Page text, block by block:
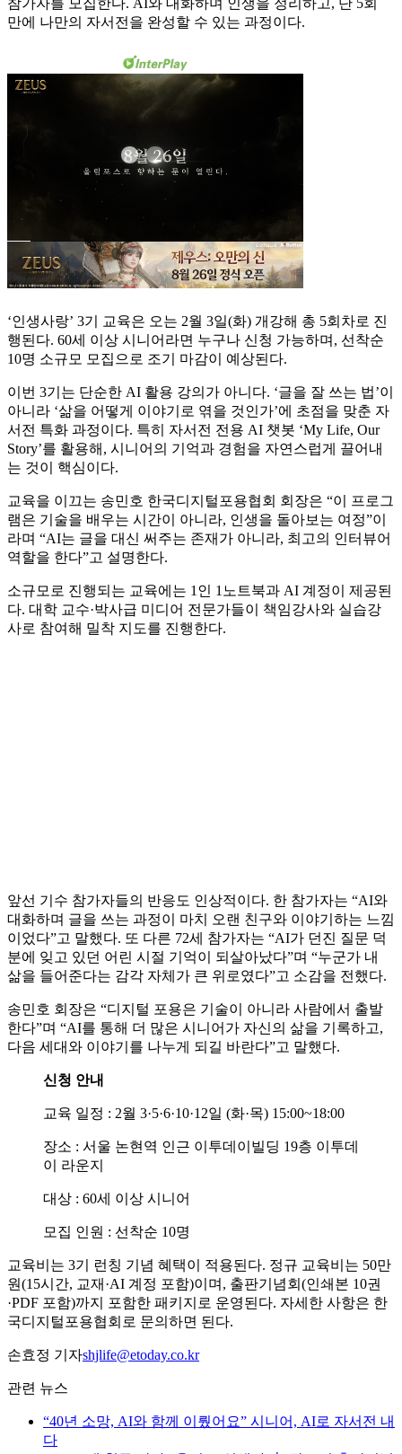
참가자를 모집한다. AI와 대화하며 인생을 정리하고, 단 5회
만에 나만의 자서전을 완성할 수 있는 과정이다.
‘인생사랑’ 3기 교육은 오는 2월 3일(화) 개강해 총 5회차로 진
행된다. 60세 이상 시니어라면 누구나 신청 가능하며, 선착순
10명 소규모 모집으로 조기 마감이 예상된다.
이번 3기는 단순한 AI 활용 강의가 아니다. ‘글을 잘 쓰는 법’이
아니라 ‘삶을 어떻게 이야기로 엮을 것인가’에 초점을 맞춘 자
서전 특화 과정이다. 특히 자서전 전용 AI 챗봇 ‘My Life, Our
Story’를 활용해, 시니어의 기억과 경험을 자연스럽게 끌어내
는 것이 핵심이다.
교육을 이끄는 송민호 한국디지털포용협회 회장은 “이 프로그
램은 기술을 배우는 시간이 아니라, 인생을 돌아보는 여정”이
라며 “AI는 글을 대신 써주는 존재가 아니라, 최고의 인터뷰어
역할을 한다”고 설명한다.
소규모로 진행되는 교육에는 1인 1노트북과 AI 계정이 제공된
다. 대학 교수·박사급 미디어 전문가들이 책임강사와 실습강
사로 참여해 밀착 지도를 진행한다.
앞선 기수 참가자들의 반응도 인상적이다. 한 참가자는 “AI와
대화하며 글을 쓰는 과정이 마치 오랜 친구와 이야기하는 느낌
이었다”고 말했다. 또 다른 72세 참가자는 “AI가 던진 질문 덕
분에 잊고 있던 어린 시절 기억이 되살아났다”며 “누군가 내
삶을 들어준다는 감각 자체가 큰 위로였다”고 소감을 전했다.
송민호 회장은 “디지털 포용은 기술이 아니라 사람에서 출발
한다”며 “AI를 통해 더 많은 시니어가 자신의 삶을 기록하고,
다음 세대와 이야기를 나누게 되길 바란다”고 말했다.
신청 안내
교육 일정 : 2월 3·5·6·10·12일 (화·목) 15:00~18:00
장소 : 서울 논현역 인근 이투데이빌딩 19층 이투데
이 라운지
대상 : 60세 이상 시니어
모집 인원 : 선착순 10명
교육비는 3기 런칭 기념 혜택이 적용된다. 정규 교육비는 50만
원(15시간, 교재·AI 계정 포함)이며, 출판기념회(인쇄본 10권
·PDF 포함)까지 포함한 패키지로 운영된다. 자세한 사항은 한
국디지털포용협회로 문의하면 된다.
손효정 기자shjlife@etoday.co.kr
관련 뉴스
“40년 소망, AI와 함께 이뤘어요” 시니어, AI로 자서전 내
다